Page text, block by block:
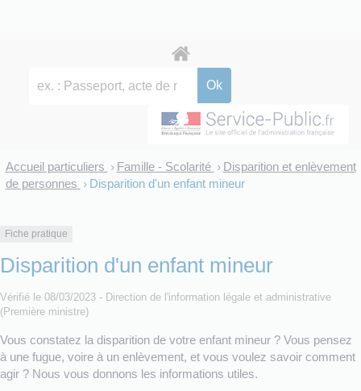
Accueil particuliers > Famille - Scolarité > Disparition et enlèvement
de personnes > Disparition d'un enfant mineur
Fiche pratique
Disparition d'un enfant mineur
Vérifié le 08/03/2023 - Direction de l'information légale et administrative
(Première ministre)
Vous constatez la disparition de votre enfant mineur ? Vous pensez
à une fugue, voire à un enlèvement, et vous voulez savoir comment
agir ? Nous vous donnons les informations utiles.